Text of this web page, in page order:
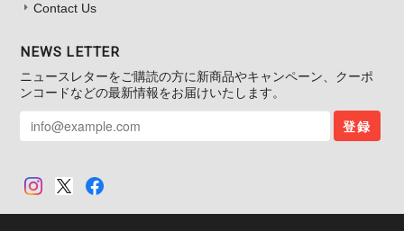
Contact Us
NEWS LETTER
ニュースレターをご購読の方に新商品やキャンペーン、クーポ
ンコードなどの最新情報をお届けいたします。
登録